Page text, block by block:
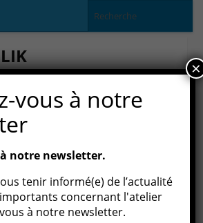
JUIN 2019
vous à notre
notre newsletter.
tenir informé(e) de l’actualité
concernant l'atelier
à notre newsletter.
×